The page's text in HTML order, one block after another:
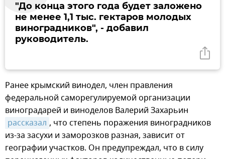
"До конца этого года будет заложено
не менее 1,1 тыс. гектаров молодых
виноградников", - добавил
руководитель.
Ранее крымский винодел, член правления
федеральной саморегулируемой организации
виноградарей и виноделов Валерий Захарьин
рассказал , что степень поражения виноградников
из-за засухи и заморозков разная, зависит от
географии участков. Он предупреждал, что в силу